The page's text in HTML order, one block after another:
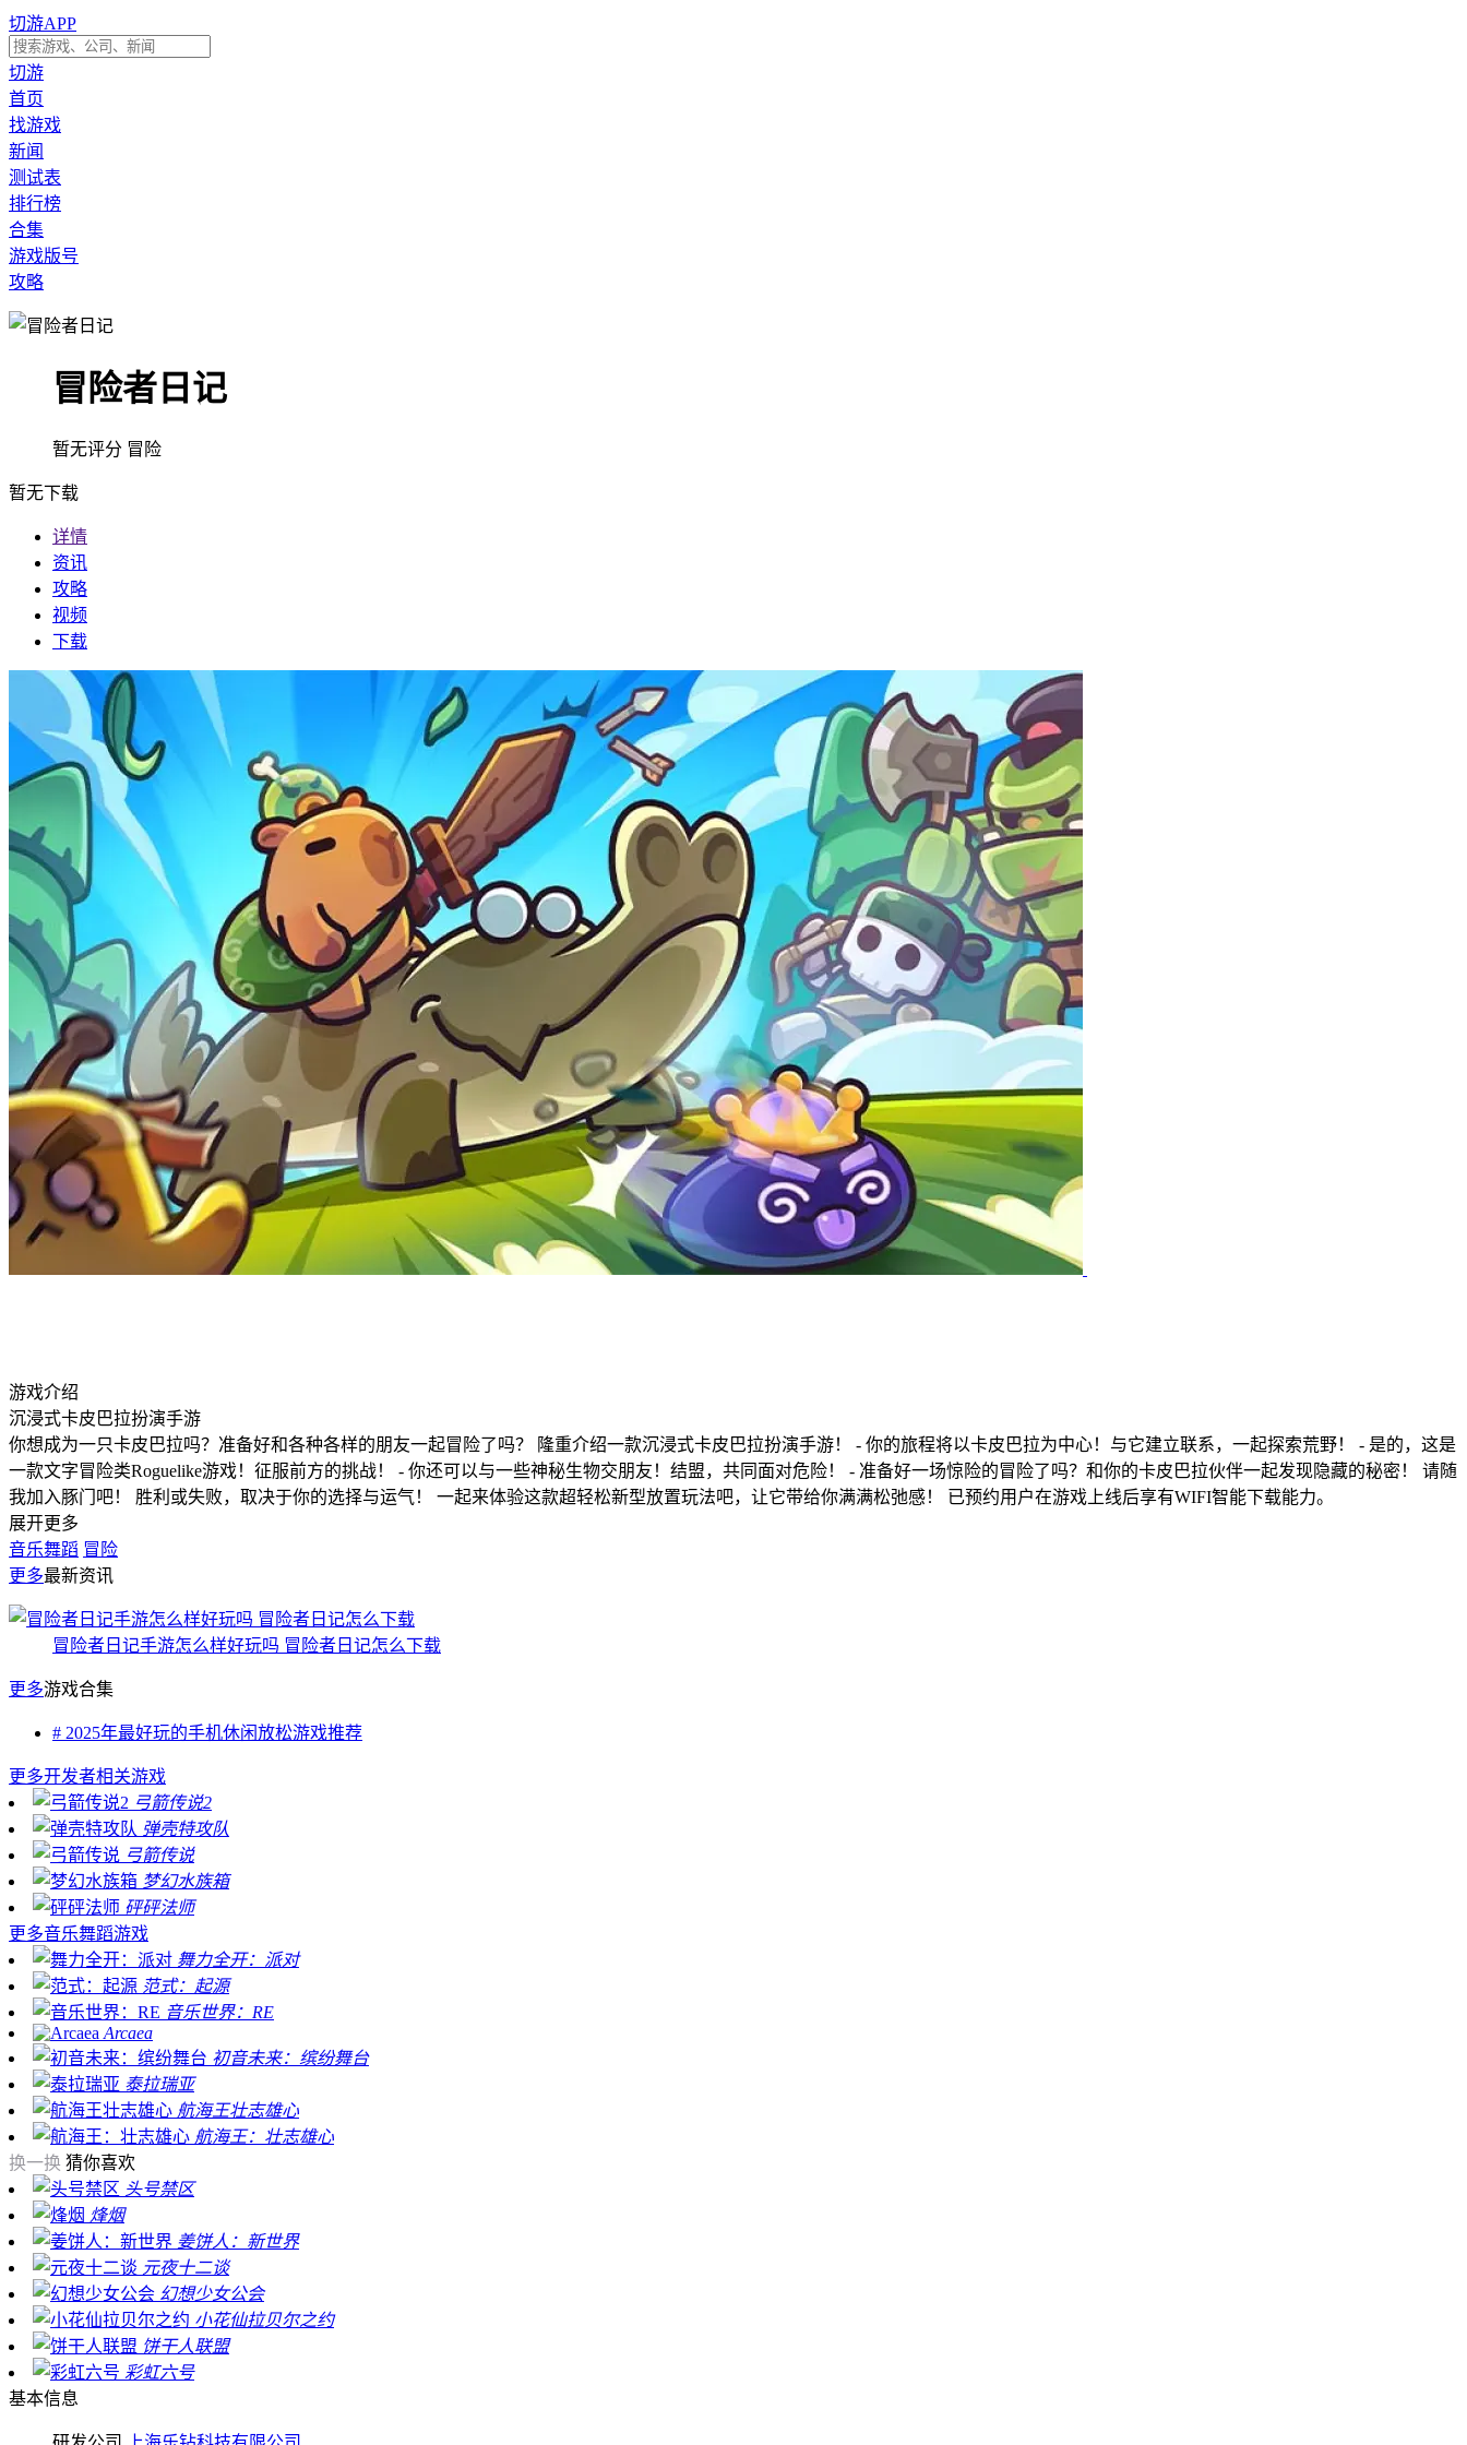
切游APP
切游
首页
找游戏
新闻
测试表
排行榜
合集
游戏版号
攻略
冒险者日记
暂无评分 冒险
暂无下载
详情
资讯
攻略
视频
下载
游戏介绍
沉浸式卡皮巴拉扮演手游
你想成为一只卡皮巴拉吗？准备好和各种各样的朋友一起冒险了吗？ 隆重介绍一款沉浸式卡皮巴拉扮演手游！ - 你的旅程将以卡皮巴拉为中心！与它建立联系，一起探索荒野！ - 是的，这是
一款文字冒险类Roguelike游戏！征服前方的挑战！ - 你还可以与一些神秘生物交朋友！结盟，共同面对危险！ - 准备好一场惊险的冒险了吗？和你的卡皮巴拉伙伴一起发现隐藏的秘密！ 请随
我加入豚门吧！ 胜利或失败，取决于你的选择与运气！ 一起来体验这款超轻松新型放置玩法吧，让它带给你满满松弛感！ 已预约用户在游戏上线后享有WIFI智能下载能力。
展开更多
音乐舞蹈 冒险
更多最新资讯
冒险者日记手游怎么样好玩吗 冒险者日记怎么下载
更多游戏合集
# 2025年最好玩的手机休闲放松游戏推荐
更多开发者相关游戏
弓箭传说2
弹壳特攻队
弓箭传说
梦幻水族箱
砰砰法师
更多音乐舞蹈游戏
舞力全开：派对
范式：起源
音乐世界：RE
Arcaea
初音未来：缤纷舞台
泰拉瑞亚
航海王壮志雄心
航海王：壮志雄心
换一换 猜你喜欢
头号禁区
烽烟
姜饼人：新世界
元夜十二谈
幻想少女公会
小花仙拉贝尔之约
饼干人联盟
彩虹六号
基本信息